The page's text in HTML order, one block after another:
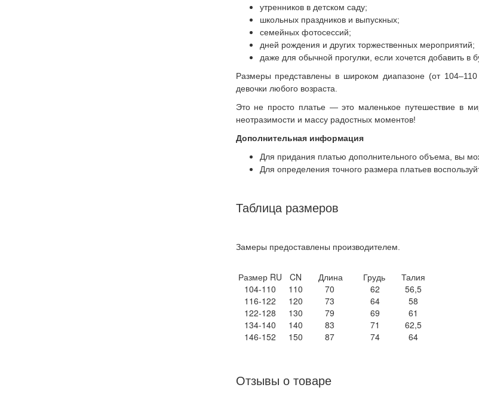
утренников в детском саду;
школьных праздников и выпускных;
семейных фотосессий;
дней рождения и других торжественных мероприятий;
даже для обычной прогулки, если хочется добавить в
Размеры представлены в широком диапазоне (от
девочки любого возраста.
Это не просто платье — это маленькое путешествие в
неотразимости и массу радостных моментов!
Дополнительная информация​
Для придания платью дополнительного объема, вы
Для определения точного размера платьев
Таблица размеров
Замеры предоставлены производителем.
Размер RU CN Длина Грудь
Талия
104-110
110 70 62
56,5
116-122
120 73 64
58
122-128
130 79 69
61
134-140
140 83 71
62,5
146-152
150 87 74 64
Отзывы о товаре